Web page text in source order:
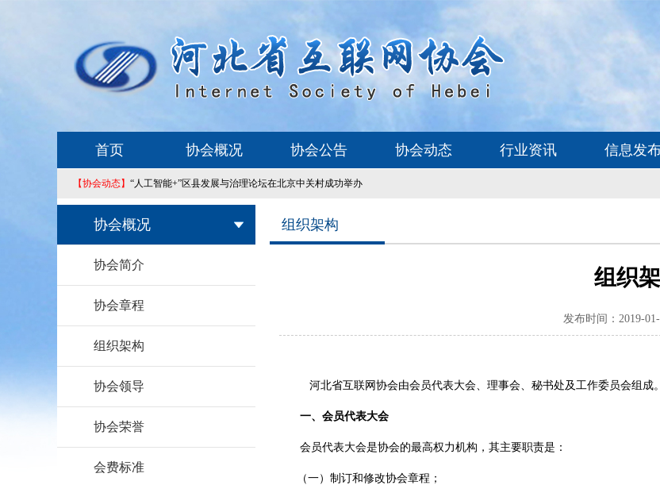
首页 协会概况 协会公告 协会动态 行业资讯 信息发
【协会动态】 “人工智能+”区县发展与治理论坛在北京中关村成功举办
协会概况
协会简介
协会章程
组织架构
协会领导
协会荣誉
会费标准
组织架构
组织
发布时间：2019-
河北省互联网协会由会员代表大会、理事会、秘书处及工作委员会组成。
一、会员代表大会
会员代表大会是协会的最高权力机构，其主要职责是：
（一）制订和修改协会章程；